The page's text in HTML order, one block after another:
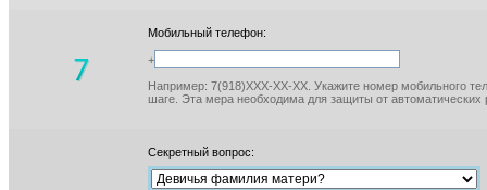
Мобильный телефон:
+
Например: 7(918)XXX-XX-XX. Укажите номер мобильного
шаге. Эта мера необходима для защиты от автоматических
Секретный вопрос: